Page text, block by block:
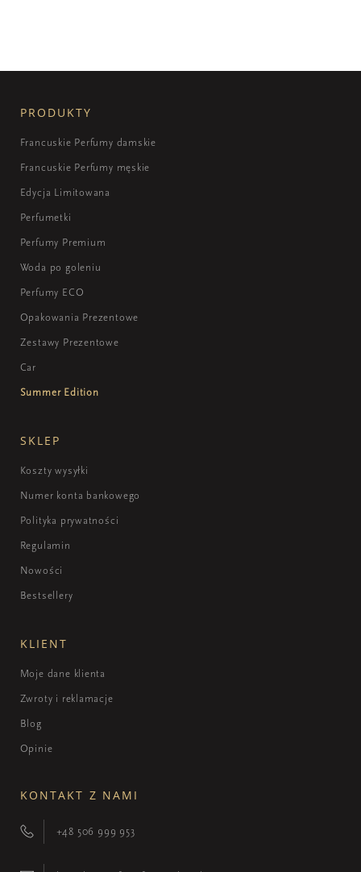
PRODUKTY
Francuskie Perfumy damskie
Francuskie Perfumy męskie
Edycja Limitowana
Perfumetki
Perfumy Premium
Woda po goleniu
Perfumy ECO
Opakowania Prezentowe
Zestawy Prezentowe
Car
Summer Edition
SKLEP
Koszty wysyłki
Numer konta bankowego
Polityka prywatności
Regulamin
Nowości
Bestsellery
KLIENT
Moje dane klienta
Zwroty i reklamacje
Blog
Opinie
KONTAKT Z NAMI
+48 506 999 953